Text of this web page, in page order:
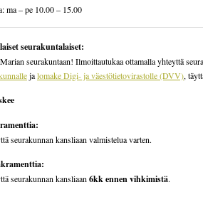
ma – pe 10.00 – 15.00
seurakuntalaiset:
seurakuntaan! Ilmoittautukaa ottamalla yhteyttä
jalomake Digi- ja väestötietovirastolle (DVV),
seurakunnan kansliaan valmistelua varten.
seurakunnan kansliaan6kk ennen vihkimistä.